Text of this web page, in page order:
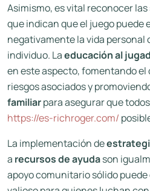
Asimismo, es vital reconocer las
que indican que el juego puede
negativamente la vida personal
individuo. Laeducación al
en este aspecto, fomentando
riesgos asociados y
familiarpara asegurar que
https://es-richroger.com/
La implementación de
a recursos de ayudason
apoyo comunitario sólido